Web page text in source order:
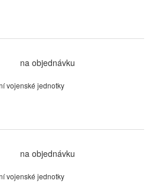
na objednávku
vojenské jednotky
na objednávku
vojenské jednotky